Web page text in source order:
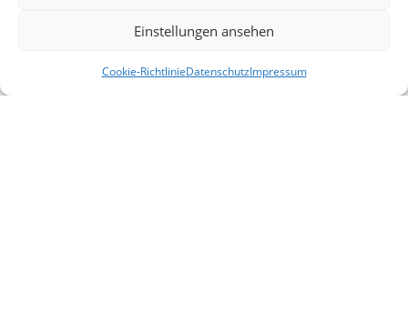
Einstellungen ansehen
Cookie-RichtlinieDatenschutzImpressum